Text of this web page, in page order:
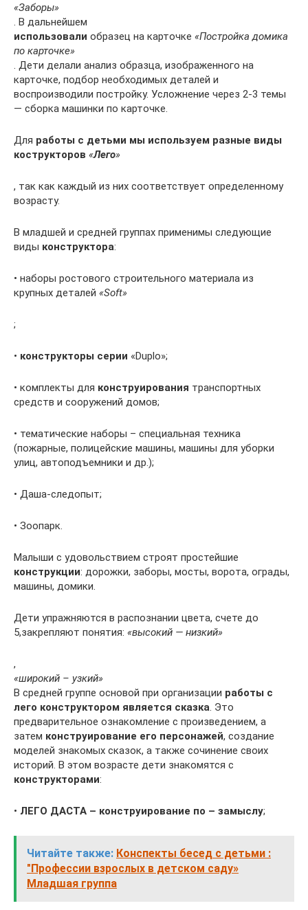
«Заборы»
. В дальнейшем
использовали образец на карточке «Постройка домика
по карточке»
. Дети делали анализ образца, изображенного на
карточке, подбор необходимых деталей и
воспроизводили постройку. Усложнение через 2-3 темы
— сборка машинки по карточке.
Для работы с детьми мы используем разные виды
кострукторов «Лего»
, так как каждый из них соответствует определенному
возрасту.
В младшей и средней группах применимы следующие
виды конструктора:
• наборы ростового строительного материала из
крупных деталей «Soft»
;
• конструкторы серии «Duplo»;
• комплекты для конструирования транспортных
средств и сооружений домов;
• тематические наборы – специальная техника
(пожарные, полицейские машины, машины для уборки
улиц, автоподъемники и др.);
• Даша-следопыт;
• Зоопарк.
Малыши с удовольствием строят простейшие
конструкции: дорожки, заборы, мосты, ворота, ограды,
машины, домики.
Дети упражняются в распознании цвета, счете до
5,закрепляют понятия: «высокий — низкий»
,
«широкий – узкий»
В средней группе основой при организации работы с
лего конструктором является сказка. Это
предварительное ознакомление с произведением, а
затем конструирование его персонажей, создание
моделей знакомых сказок, а также сочинение своих
историй. В этом возрасте дети знакомятся с
конструкторами:
• ЛЕГО ДАСТА – конструирование по – замыслу;
Читайте также: Конспекты бесед с детьми :
"Профессии взрослых в детском саду»
Младшая группа